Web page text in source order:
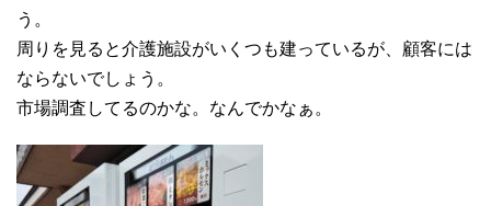
う。
周りを見ると介護施設がいくつも建っているが、顧客には
ならないでしょう。
市場調査してるのかな。なんでかなぁ。